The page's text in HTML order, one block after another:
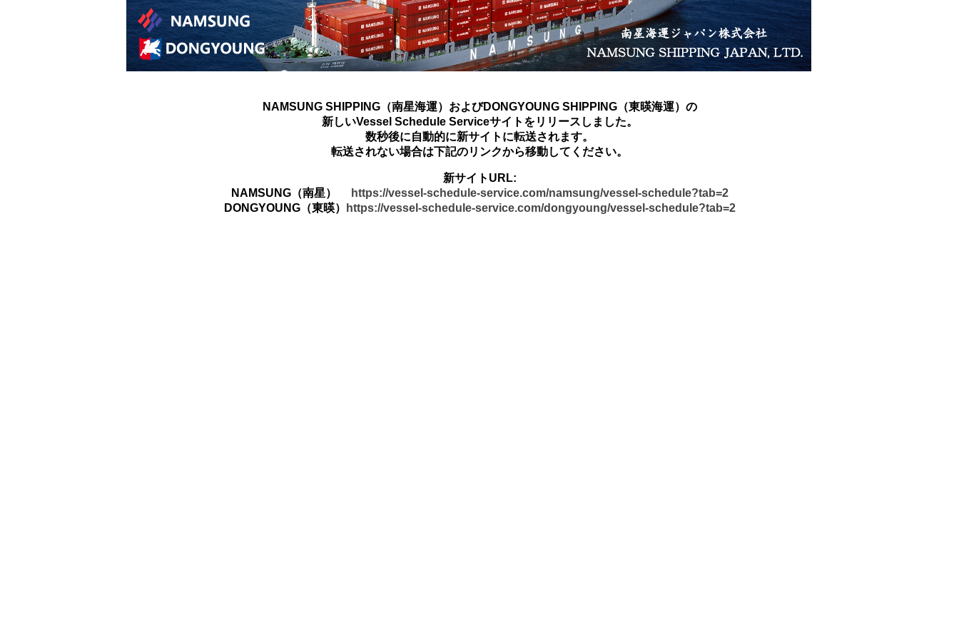
NAMSUNG SHIPPING（南星海運）およびDONGYOUNG SHIPPING（東暎海運）の
新しいVessel Schedule Serviceサイトをリリースしました。
数秒後に自動的に新サイトに転送されます。
転送されない場合は下記のリンクから移動してください。
新サイトURL:
NAMSUNG（南星）
https://vessel-schedule-service.com/namsung/vessel-schedule?tab=2
DONGYOUNG（東暎）
https://vessel-schedule-service.com/dongyoung/vessel-schedule?tab=2